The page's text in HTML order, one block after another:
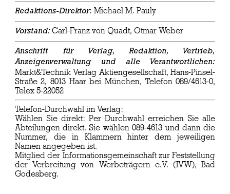
Redaktions-Direktor: Michael M. Pauly
Vorstand:Carl-Franz von Quadt, Otmar Weber
Anschrift für Verlag, Redaktion, Vertrieb,
Anzeigenverwaltung und alle Verantwortlichen:
Markt&Technik Verlag Aktiengesellschaft, Hans-Pinsel-
Straße 2, 8013 Haar bei München, Telefon 089/4613-0,
Telex 5-22052
Telefon-Durchwahl im Verlag:
Wählen Sie direkt: Per Durchwahl erreichen Sie alle
Abteilungen direkt. Sie wählen 089-4613 und dann die
Nummer, die in Klammern hinter dem jeweiligen
Namen angegeben ist.
Mitglied der Informationsgemeinschaft zur Feststellung
der Verbreitung von Werbeträgern e.V. (IVW), Bad
Godesberg.